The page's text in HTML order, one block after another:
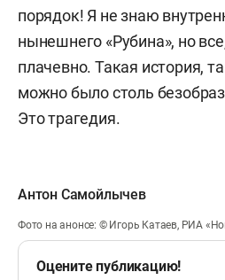
порядок! Я не знаю
нынешнего «Рубина», но
плачевно. Такая история,
можно было столь
Это трагедия.
Антон Самойлычев
Фото на анонсе: © Игорь Катаев, РИА
Оцените публикацию!